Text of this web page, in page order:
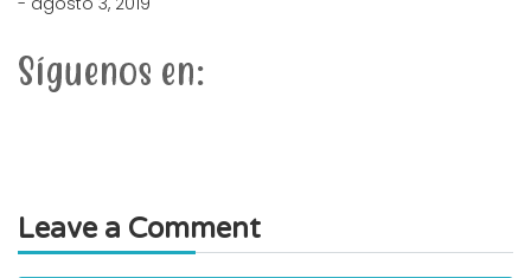
Leave a Comment